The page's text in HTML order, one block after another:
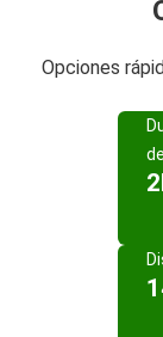
Opciones